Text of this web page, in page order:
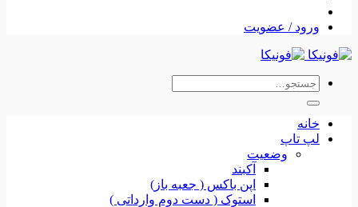
ورود / عضویت
جستجو
خانه
لپ تاپ
وضعیت
آکبند
اپن باکس ( جعبه باز)
استوک ( دست دوم وارداتی )